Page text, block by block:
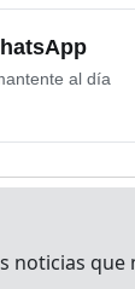
al día